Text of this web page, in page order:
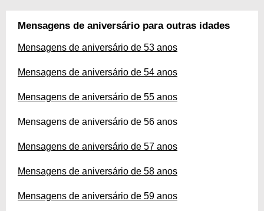
Mensagens de aniversário para outras idades
Mensagens de aniversário de 53 anos
Mensagens de aniversário de 54 anos
Mensagens de aniversário de 55 anos
Mensagens de aniversário de 56 anos
Mensagens de aniversário de 57 anos
Mensagens de aniversário de 58 anos
Mensagens de aniversário de 59 anos